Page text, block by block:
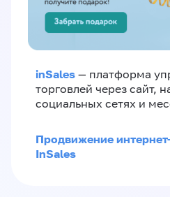
inSales — платформа
торговлей через сайт,
социальных сетях и
Продвижение
InSales